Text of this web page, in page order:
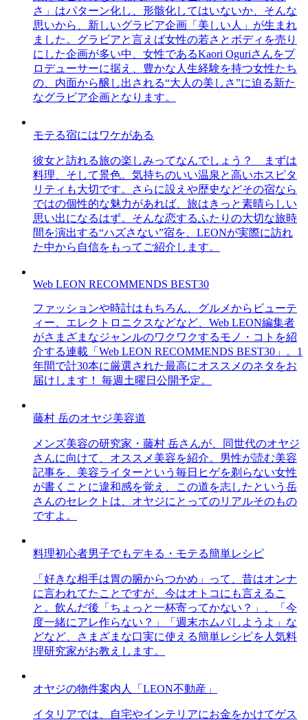
さ」はパターン化し、形骸化してはいないか、そんな
思いから、新しいグラビア企画「美しい人」が生まれ
ました。グラビアと言えば女性の若さとボディを売り
にした企画が多い中、女性であるKaori Oguriさんをプ
ロデューサーに据え、豊かな人生経験を持つ女性たち
の、内面から醸し出される“大人の美しさ”に迫る新た
なグラビア企画となります。
モテる宿にはワケがある
彼女と訪れる旅の楽しみってなんでしょう？ まずは
料理、そして景色。気持ちのいい温泉と高いホスピタ
リティも大切です。さらに設えや歴史などその宿なら
ではの個性的な魅力があれば、旅はきっと素晴らしい
思い出になるはず。そんな恋するふたりの大切な旅時
間を演出する“ハズさない”宿を、LEONが実際に訪れ
た中から自信をもってご紹介します。
Web LEON RECOMMENDS BEST30
ファッションや時計はもちろん、グルメからビューテ
ィー、エレクトロニクスなどなど、Web LEON編集者
がさまざまなジャンルのワクワクするモノ・コトを紹
介する連載「Web LEON RECOMMENDS BEST30」。1
年間で計30本に厳選された最高にオススメのネタをお
届けします！ 毎週土曜日公開予定。
藤村 岳のオヤジ美容道
メンズ美容の研究家・藤村 岳さんが、同世代のオヤジ
さんに向けて、オススメ美容を紹介。男性が読む美容
記事を、美容ライターという毎日ヒゲを剃らない女性
が書くことに違和感を覚え、この道を志したという岳
さんのセレクトは、オヤジにとってのリアルそのもの
ですよ。
料理初心者男子でもデキる・モテる簡単レシピ
「好きな相手は胃の腑からつかめ」って、昔はオンナ
に言われてたことですが、今はオトコにも言えるこ
と。飲んだ後「ちょっと一杯寄ってかない？」、「今
度一緒にアレ作らない？」「週末ホムパしようよ」な
どなど、さまざまな口実に使える簡単レシピを人気料
理研究家がお教えします。
オヤジの物件案内人「LEON不動産」
イタリアでは、自宅やインテリアにお金をかけてゲス